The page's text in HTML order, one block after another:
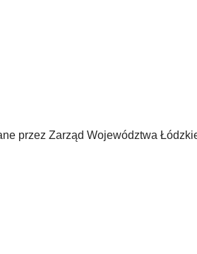
przez Zarząd Województwa